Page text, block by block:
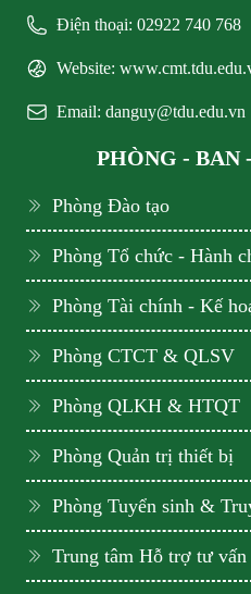
Điện thoại: 02922 740 768
Website:
Email: danguy@tdu.edu.vn
PHÒNG - BAN
Phòng Đào tạo
Phòng Tổ chức - Hành
Phòng Tài chính - Kế
Phòng CTCT & QLSV
Phòng QLKH & HTQT
Phòng Quản trị thiết bị
Phòng Tuyển sinh &
Trung tâm Hỗ trợ tư